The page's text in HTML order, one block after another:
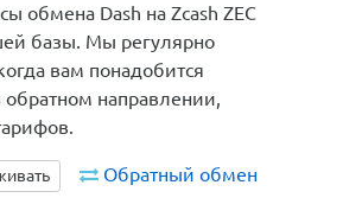
обмена Dash на Zcash ZEC
базы. Мы регулярно
вам понадобится
обратном направлении,
Обратный обмен